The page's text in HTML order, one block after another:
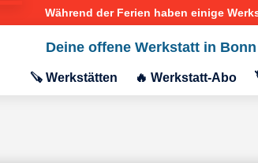
Deine offene Werkstatt in Bonn
🪚 Werkstätten 🔥 Werkstatt-Abo